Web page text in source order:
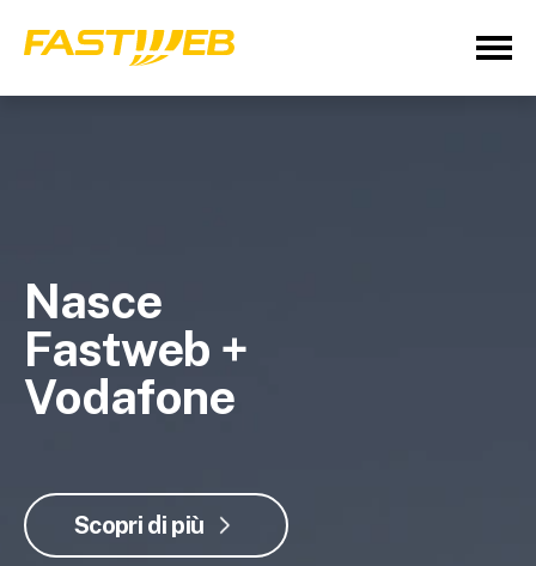
Nasce
Fastweb +
Vodafone
Scopri di più